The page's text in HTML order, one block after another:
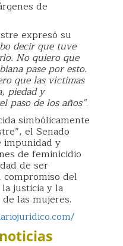
de
expresó su
decir que tuve
No quiero que
pase por esto.
que las víctimas
piedad y
paso de los años”.
simbólicamente
el Senado
impunidad y
de feminicidio
de ser
compromiso del
justicia y la
las mujeres.